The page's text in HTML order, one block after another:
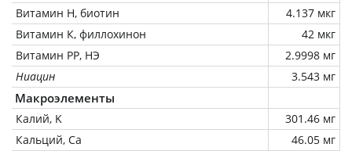
Витамин Н, биотин
4.137 мкг
Витамин К, филлохинон
42 мкг
Витамин РР, НЭ
2.9998 мг
Ниацин
3.543 мг
Макроэлементы
Калий, K
301.46 мг
Кальций, Ca
46.05 мг